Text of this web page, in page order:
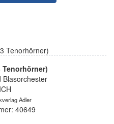
Blasorchester
Adler
40649